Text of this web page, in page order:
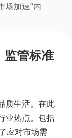
场加速“内
监管标准
质生活。在此
业热点。包括
应对市场需